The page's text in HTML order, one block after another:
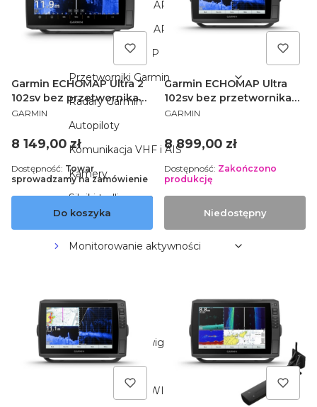
Seria ECHOMAP plus
Seria ECHOMAP UHD
Seria GPSMAP
Przetworniki Garmin
Radary Garmin
Autopiloty
Komunikacja VHF i AIS
Kamery
Silniki trollingowe
Akcesoria
Monitorowanie aktywności
Nawigacje
Akcesoria do nawigacji
TURYSTYKA
ZAJĘCIA NA POWIETRZU
Garmin ECHOMAP Ultra 2
102sv bez przetwornika
010-02879-00
PRODUCENT
GARMIN
Cena
8 149,00 zł
Do koszyka
Dostępność: Towar
sprowadzamy na zamówienie
Garmin ECHOMAP Ultra
102sv bez przetwornika
010-02111-00
PRODUCENT
GARMIN
Cena
8 899,00 zł
Niedostępny
Dostępność: Zakończono
produkcję